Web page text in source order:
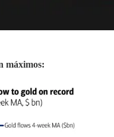
máximos: